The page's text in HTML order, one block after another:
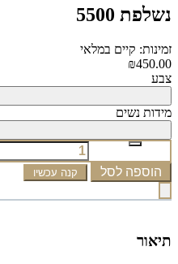
נשלפת 5500
זמינות: קיים במלאי
₪450.00
צבע
מידות נשים
הוספה לסל קנה עכשיו
תיאור